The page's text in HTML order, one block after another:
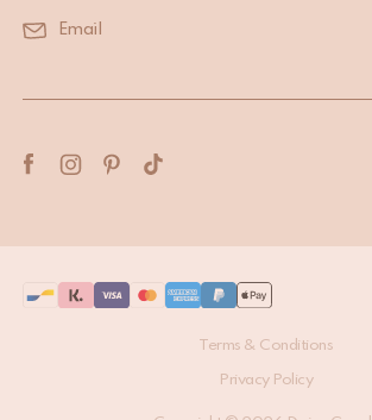
Email
Terms & Conditions
Privacy Policy